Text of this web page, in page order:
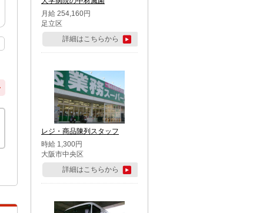
月給 254,160円
足立区
詳細はこちらから
レジ・商品陳列スタッフ
時給 1,300円
大阪市中央区
詳細はこちらから